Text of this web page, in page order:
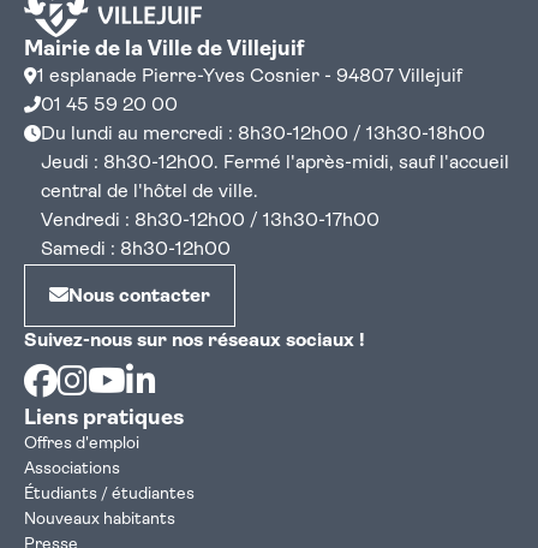
Mairie de la Ville de Villejuif
1 esplanade Pierre-Yves Cosnier - 94807 Villejuif
01 45 59 20 00
Du lundi au mercredi : 8h30-12h00 / 13h30-18h00
Jeudi : 8h30-12h00. Fermé l'après-midi, sauf l'accueil
central de l'hôtel de ville.
Vendredi : 8h30-12h00 / 13h30-17h00
Samedi : 8h30-12h00
Nous contacter
Suivez-nous sur nos réseaux sociaux !
Facebook
Instagram
Youtube
Liens pratiques
Offres d'emploi
Associations
Étudiants / étudiantes
Nouveaux habitants